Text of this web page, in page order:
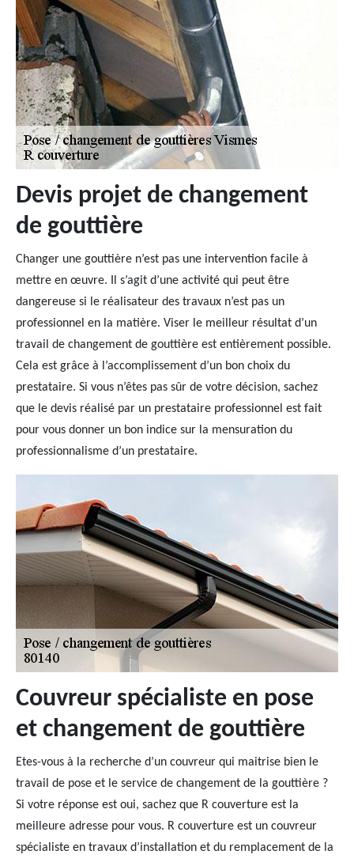
Devis projet de changement
de gouttière
Changer une gouttière n’est pas une intervention facile à
mettre en œuvre. Il s’agit d’une activité qui peut être
dangereuse si le réalisateur des travaux n’est pas un
professionnel en la matière. Viser le meilleur résultat d’un
travail de changement de gouttière est entièrement possible.
Cela est grâce à l’accomplissement d’un bon choix du
prestataire. Si vous n’êtes pas sûr de votre décision, sachez
que le devis réalisé par un prestataire professionnel est fait
pour vous donner un bon indice sur la mensuration du
professionnalisme d’un prestataire.
Couvreur spécialiste en pose
et changement de gouttière
Etes-vous à la recherche d’un couvreur qui maitrise bien le
travail de pose et le service de changement de la gouttière ?
Si votre réponse est oui, sachez que R couverture est la
meilleure adresse pour vous. R couverture est un couvreur
spécialiste en travaux d’installation et du remplacement de la